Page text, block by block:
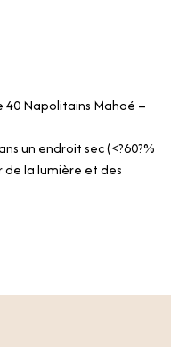
40 Napolitains Mahoé –
un endroit sec (<?60?%
de la lumière et des